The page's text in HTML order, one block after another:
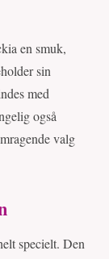
en smuk,
sin
med
også
valg
specielt. Den